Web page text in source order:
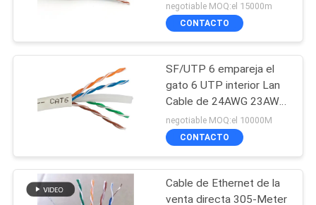
negotiable MOQ:el 15000m
CONTACTO
SF/UTP 6 empareja el
gato 6 UTP interior Lan
Cable de 24AWG 23AWG
Cat5e
negotiable MOQ:el 10000M
CONTACTO
Cable de Ethernet de la
venta directa 305-Meter